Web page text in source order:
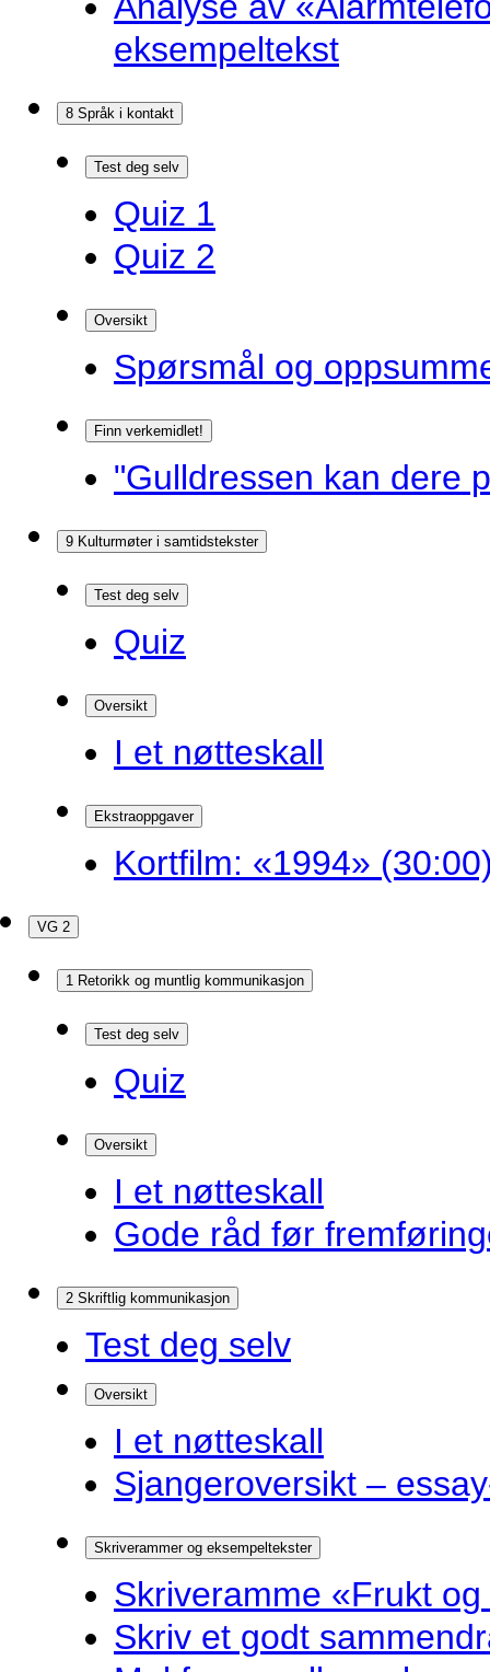
eksempeltekst
8 Språk i kontakt
Test deg selv
Quiz 1
Quiz 2
Oversikt
Spørsmål og
Finn verkemidlet!
"Gulldressen kan dere
9 Kulturmøter i samtidstekster
Test deg selv
Quiz
Oversikt
I et nøtteskall
Ekstraoppgaver
Kortfilm: «1994»
VG 2
1 Retorikk og muntlig kommunikasjon
Test deg selv
Quiz
Oversikt
I et nøtteskall
Gode råd før
2 Skriftlig kommunikasjon
Test deg selv
Oversikt
I et nøtteskall
Sjangeroversikt –
Skriverammer og eksempeltekster
Skriveramme «Frukt
Skriv et godt